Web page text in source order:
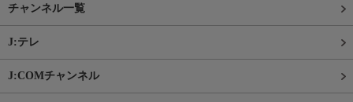
チャンネル一覧
J:テレ
J:COMチャンネル